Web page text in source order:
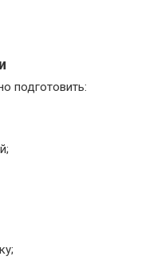
подготовить: